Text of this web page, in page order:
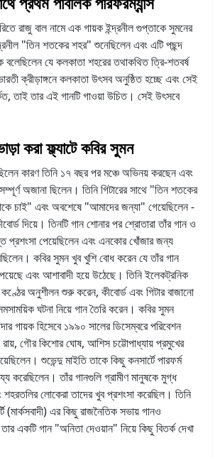
রাজু বাল নামে এক গায়ক ইন্দ্রনীল গুপ্তাকে সুমনের
"তিন শতকের শহর" শুনেছিলেন এবং এটি পছন্দ
যে কলকাতা শহরের তথাকথিত ত্রি-শতবর্ষ
ক্রীড়াঙ্গনে কলকাতা উৎসব অনুষ্ঠিত হচ্ছে এবং সেই
তাই তার এই গানটি গাওয়া উচিত। সেই উৎসবে
করা ফ্ল্যাটে কবির সুমন
কারণ তিনি ১৭ বছর পর মঞ্চে অভিনয় করছেন এবং
অজানা ছিলেন। তিনি গিটারের সাথে "তিন শতকের
চাই" এবং অবশেষে "আমাদের জন্যা" গেয়েছিলেন -
দিয়ে। তিনটি গান শোনার পর শ্রোতারা তাঁর গান ও
প্রশংসা পেয়েছিলেন এবং এনকোর খোঁজার জন্য
কবির সুমন খুব খুশি বোধ করেন যে তাঁর গান
এবং আশাবাদী হয়ে উঠেছে। তিনি ইলেকট্রনিক
কণ্ঠের অনুশীলন শুরু করেন, কীবোর্ড এবং গিটার বাজানো
ঘটনা নিয়ে গান তৈরি করেন। কবির সুমন
গায়ক হিসেবে ১৯৯০ সালের ডিসেম্বরে পরিবেশন
রায়, গৌর কিশোর ঘোষ, আশিস চট্টোপাধ্যায় প্রমুখের
শুভেন্দু মাইতি তাকে কিছু কনসার্টে পারফর্ম
করেছিলেন। তাঁর গানগুলি গ্রামীণ মানুষকে মুগ্ধ
লোকেরা তাদের খুব প্রশংসা করেছিল। তিনি
(মার্কসবাদী) এর কিছু রাজনৈতিক সভায় গানও
একটি গান "অনিতা দেওয়ান" নিয়ে কিছু বিতর্ক দেখা